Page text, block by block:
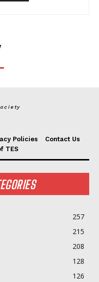
Policies
Contact Us
TES
257
215
208
128
126